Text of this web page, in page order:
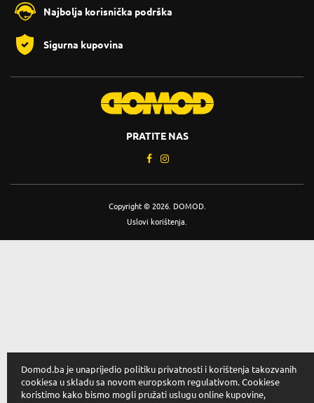
Najbolja korisnička podrška
Sigurna kupovina
PRATITE NAS
Copyright © 2026. DOMOD.
Uslovi korištenja
Domod.ba je unaprijedio politiku privatnosti i korištenja takozvanih
cookiesa u skladu sa novom europskom regulativom. Cookiese
koristimo kako bismo mogli pružati uslugu online kupovine,